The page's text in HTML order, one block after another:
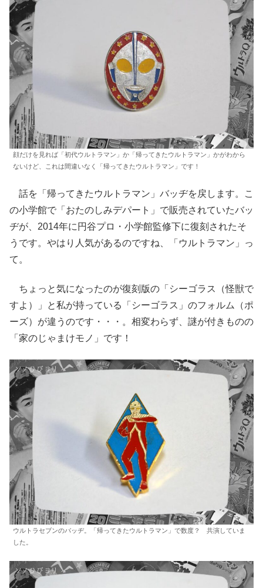
顔だけを見れば「初代ウルトラマン」か「帰ってきたウルトラマン」かがわから
ないけど、これは間違いなく「帰ってきたウルトラマン」です！
話を「帰ってきたウルトラマン」バッヂを戻します。こ
の小学館で「おたのしみデパート」で販売されていたバッ
ヂが、2014年に円谷プロ・小学館監修下に復刻されたそ
うです。やはり人気があるのですね、「ウルトラマン」っ
て。
ちょっと気になったのが復刻版の「シーゴラス（怪獣で
すよ）」と私が持っている「シーゴラス」のフォルム（ポ
ーズ）が違うのです・・・。相変わらず、謎が付きものの
「家のじゃまけモノ」です！
ウルトラセブンのバッヂ。「帰ってきたウルトラマン」で数度？ 共演していま
した。